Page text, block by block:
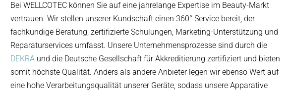
Bei WELLCOTEC können Sie auf eine jahrelange Expertise im Beauty-Markt
vertrauen. Wir stellen unserer Kundschaft einen 360° Service bereit, der
fachkundige Beratung, zertifizierte Schulungen, Marketing-Unterstützung und
Reparaturservices umfasst. Unsere Unternehmensprozesse sind durch die
DEKRA und die Deutsche Gesellschaft für Akkreditierung zertifiziert und bieten
somit höchste Qualität. Anders als andere Anbieter legen wir ebenso Wert auf
eine hohe Verarbeitungsqualität unserer Geräte, sodass unsere Apparative